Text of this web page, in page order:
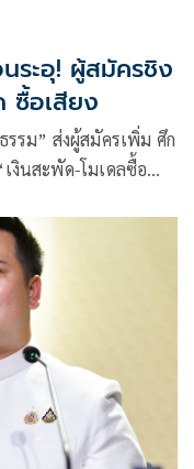
ระอุ! ผู้สมัครชิง
ซื้อเสียง
รรม” ส่งผู้สมัครเพิ่ม ศึก
งินสะพัด-โมเดลซื้อ